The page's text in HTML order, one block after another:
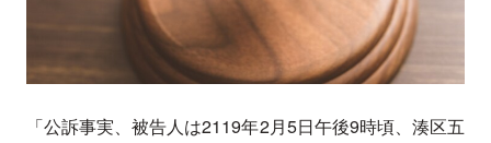
「公訴事実、被告人は2119年2月5日午後9時頃、湊区五